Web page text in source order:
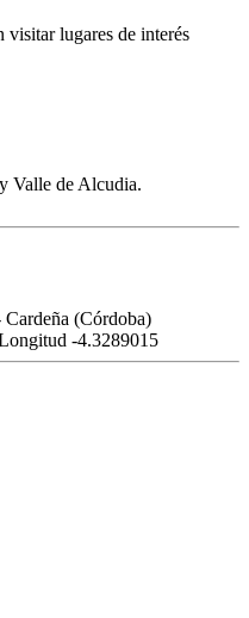
visitar lugares de interés
Valle de Alcudia.
(Córdoba)
-4.3289015